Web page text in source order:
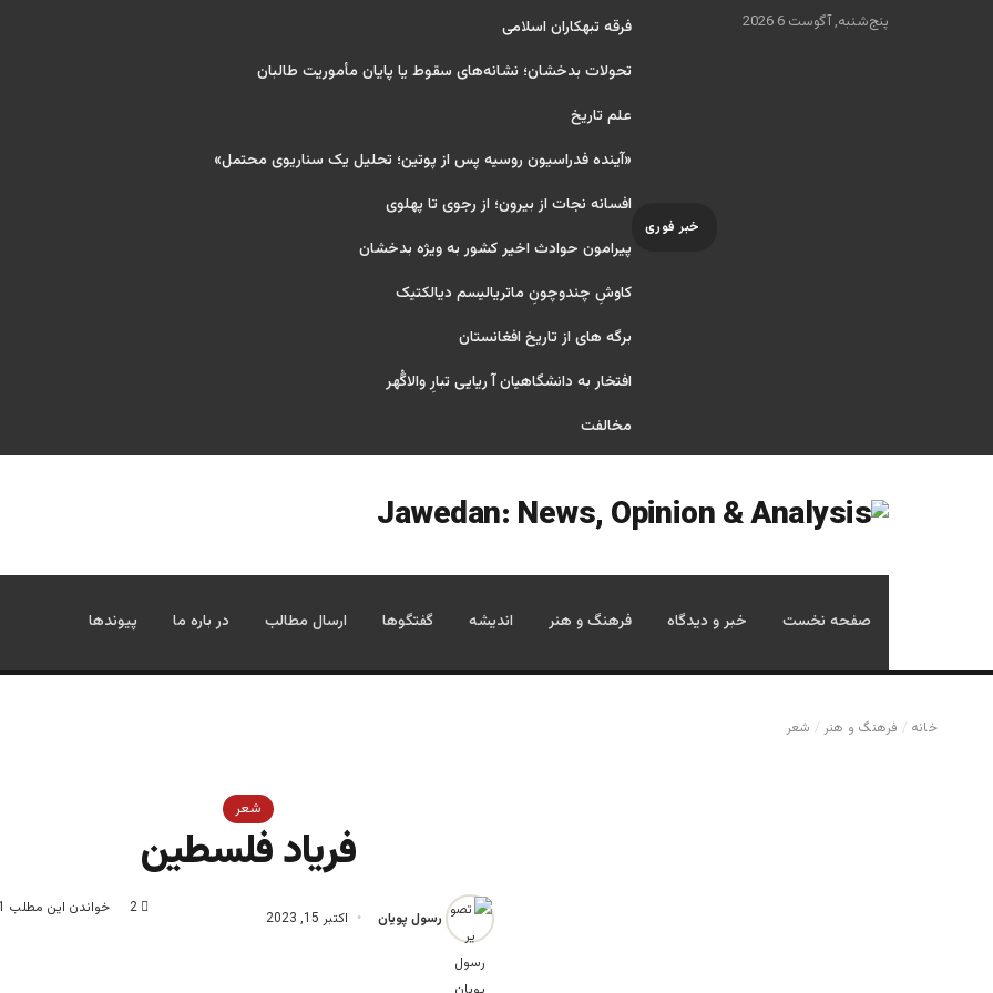
پنج‌شنبه, آگوست 6 2026
خبر فوری
فرقه تبهکاران اسلامی
تحولات بدخشان؛ نشانه‌های سقوط یا پایان مأموریت طالبان
علم تاریخ
«آینده فدراسیون روسیه پس از پوتین؛ تحلیل یک سناریوی محتمل»
افسانه نجات از بیرون؛ از رجوی تا پهلوی
پیرامون حوادث اخیر کشور به ویژه بدخشان
کاوشِ چندو‌چونِ ماتریالیسم دیالکتیک
برگه های از تاریخ افغانستان
افتخار به دانشگاهیان آ ریایی تبارِ والاگُهر
مخالفت
صفحه نخست خبر و دیدگاه فرهنگ و هنر اندیشه گفتگوها ارسال مطالب در باره ما پیوندها
خانه / فرهنگ و هنر / شعر
شعر
فریاد فلسطین
رسول پویان اکتبر 15, 2023
2 خواندن این مطلب 1 دقیقه زمان میبرد